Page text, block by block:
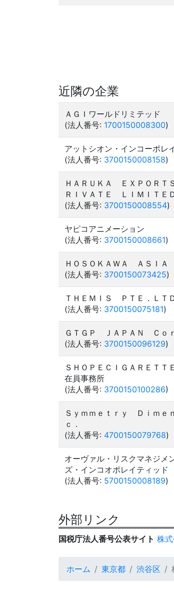
近隣の企業
ＡＧＩワールドリミテッド
(法人番号: 1700150008300)
アットシオン・インコーポレ
(法人番号: 3700150008158)
ＨＡＲＵＫＡ ＥＸＰＯＲ
ＲＩＶＡＴＥ ＬＩＭＩＴＥ
(法人番号: 3700150008554)
ヤピコアニメーション
(法人番号: 3700150008661)
ＨＯＳＯＫＡＷＡ ＡＳＩＡ
(法人番号: 3700150073425)
ＴＨＥＭＩＳ ＰＴＥ．ＬＴ
(法人番号: 3700150075181)
ＧＴＧＰ ＪＡＰＡＮ Ｃｏ
(法人番号: 3700150096129)
ＳＨＯＰＥＣＩＧＡＲＥＴ
在員事務所
(法人番号: 3700150100286)
Ｓｙｍｍｅｔｒｙ Ｄｉｍｅ
ｃ．
(法人番号: 4700150079768)
オーヴァル・リスクマネジメ
ズ・インコオポレイティッド
(法人番号: 5700150008189)
外部リンク
国税庁法人番号公表サイト 株
ホーム 東京都 渋谷区